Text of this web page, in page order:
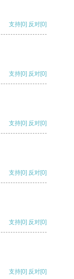
支持[0] 反对[0]
支持[0] 反对[0]
支持[0] 反对[0]
支持[0] 反对[0]
支持[0] 反对[0]
支持[0] 反对[0]